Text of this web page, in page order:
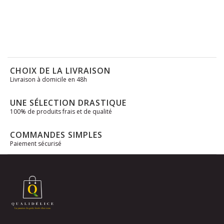
CHOIX DE LA LIVRAISON
Livraison à domicile en 48h
UNE SÉLECTION DRASTIQUE
100% de produits frais et de qualité
COMMANDES SIMPLES
Paiement sécurisé